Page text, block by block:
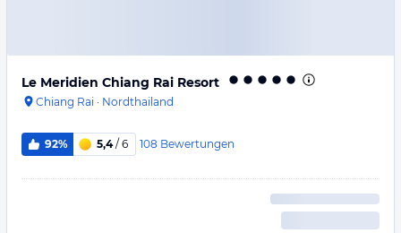
Le Meridien Chiang Rai Resort
Chiang Rai · Nordthailand
92% 5,4/ 6 108 Bewertungen